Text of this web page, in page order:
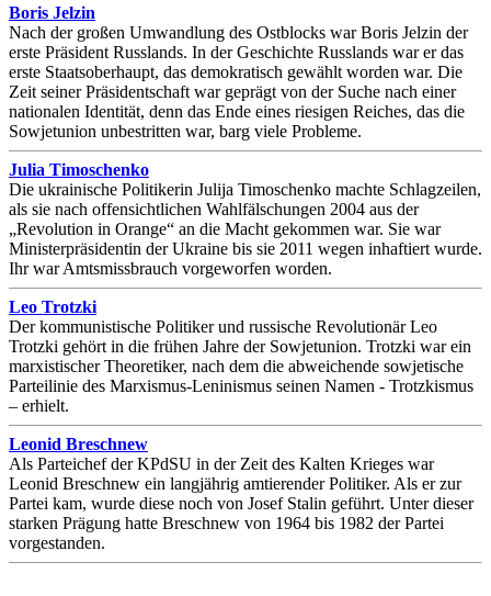
Boris Jelzin
Nach der großen Umwandlung des Ostblocks war Boris Jelzin der
erste Präsident Russlands. In der Geschichte Russlands war er das
erste Staatsoberhaupt, das demokratisch gewählt worden war. Die
Zeit seiner Präsidentschaft war geprägt von der Suche nach einer
nationalen Identität, denn das Ende eines riesigen Reiches, das die
Sowjetunion unbestritten war, barg viele Probleme.
Julia Timoschenko
Die ukrainische Politikerin Julija Timoschenko machte Schlagzeilen,
als sie nach offensichtlichen Wahlfälschungen 2004 aus der
„Revolution in Orange“ an die Macht gekommen war. Sie war
Ministerpräsidentin der Ukraine bis sie 2011 wegen inhaftiert wurde.
Ihr war Amtsmissbrauch vorgeworfen worden.
Leo Trotzki
Der kommunistische Politiker und russische Revolutionär Leo
Trotzki gehört in die frühen Jahre der Sowjetunion. Trotzki war ein
marxistischer Theoretiker, nach dem die abweichende sowjetische
Parteilinie des Marxismus-Leninismus seinen Namen - Trotzkismus
– erhielt.
Leonid Breschnew
Als Parteichef der KPdSU in der Zeit des Kalten Krieges war
Leonid Breschnew ein langjährig amtierender Politiker. Als er zur
Partei kam, wurde diese noch von Josef Stalin geführt. Unter dieser
starken Prägung hatte Breschnew von 1964 bis 1982 der Partei
vorgestanden.